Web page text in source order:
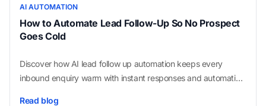
AI AUTOMATION
How to Automate Lead Follow-Up So No Prospect
Goes Cold
Discover how AI lead follow up automation keeps every
inbound enquiry warm with instant responses and automatic
Read blog